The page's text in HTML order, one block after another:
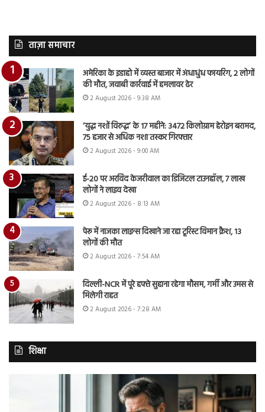
ताज़ा समाचार
अमेरिका के इडाहो में व्यस्त बाजार में अंधाधुंध फायरिंग, 2 लोगों
की मौत, जवाबी कार्रवाई में हमलावर ढेर
2 August 2026 - 9:38 AM
‘युद्ध नशों विरुद्ध’ के 17 महीने: 3472 किलोग्राम हेरोइन बरामद,
75 हजार से अधिक नशा तस्कर गिरफ्तार
2 August 2026 - 9:00 AM
ई-20 पर अरविंद केजरीवाल का डिजिटल टाउनहॉल, 7 लाख
लोगों ने लाइव देखा
2 August 2026 - 8:13 AM
पेरू में नाजका लाइन्स दिखाने जा रहा टूरिस्ट विमान क्रैश, 13
लोगों की मौत
2 August 2026 - 7:54 AM
दिल्ली-NCR में पूरे हफ्ते सुहाना रहेगा मौसम, गर्मी और उमस से
मिलेगी राहत
2 August 2026 - 7:28 AM
शिक्षा